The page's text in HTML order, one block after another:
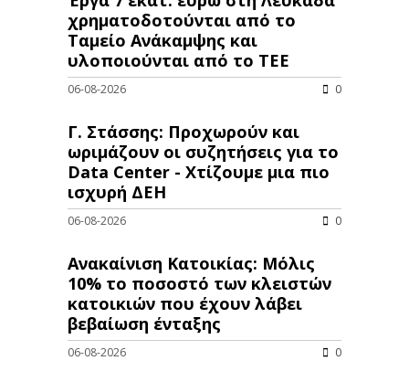
χρηματοδοτούνται από το
Ταμείο Ανάκαμψης και
υλοποιούνται από το ΤΕΕ
06-08-2026 0
Γ. Στάσσης: Προχωρούν και
ωριμάζουν οι συζητήσεις για το
Data Center - Χτίζουμε μια πιο
ισχυρή ΔΕΗ
06-08-2026 0
Ανακαίνιση Κατοικίας: Μόλις
10% το ποσοστό των κλειστών
κατοικιών που έχουν λάβει
βεβαίωση ένταξης
06-08-2026 0